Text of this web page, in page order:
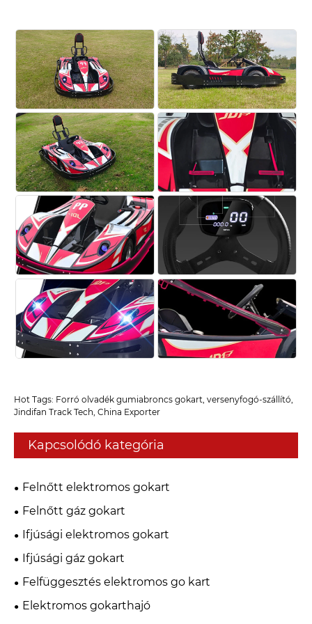
Hot Tags: Forró olvadék gumiabroncs gokart, versenyfogó-szállító,
Jindifan Track Tech, China Exporter
Kapcsolódó kategória
Felnőtt elektromos gokart
Felnőtt gáz gokart
Ifjúsági elektromos gokart
Ifjúsági gáz gokart
Felfüggesztés elektromos go kart
Elektromos gokarthajó